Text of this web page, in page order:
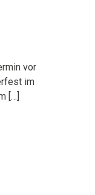
vor
im
[…]